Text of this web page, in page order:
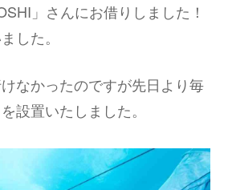
」さんにお借りしました！
した。
なかったのですが先日より毎
設置いたしました。